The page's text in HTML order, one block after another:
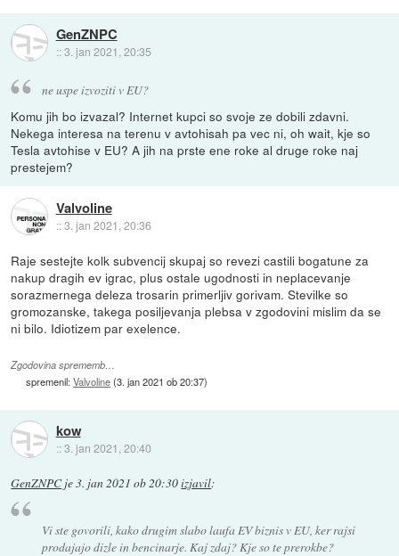
GenZNPC
::3. jan 2021, 20:35
ne uspe izvoziti v EU?
Komu jih bo izvazal? Internet kupci so svoje ze dobili zdavni.
Nekega interesa na terenu v avtohisah pa vec ni, oh wait, kje so
Tesla avtohise v EU? A jih na prste ene roke al druge roke naj
prestejem?
Valvoline
::3. jan 2021, 20:36
Raje sestejte kolk subvencij skupaj so revezi castili bogatune za
nakup dragih ev igrac, plus ostale ugodnosti in neplacevanje
sorazmernega deleza trosarin primerljiv gorivam. Stevilke so
gromozanske, takega posiljevanja plebsa v zgodovini mislim da se
ni bilo. Idiotizem par exelence.
Zgodovina sprememb…
spremenil:Valvoline(3. jan 2021 ob 20:37)
kow
::3. jan 2021, 20:40
GenZNPCje3. jan 2021 ob 20:30izjavil:
Vi ste govorili, kako drugim slabo laufa EV biznis v EU, ker rajsi
prodajajo dizle in bencinarje. Kaj zdaj? Kje so te prerokbe?